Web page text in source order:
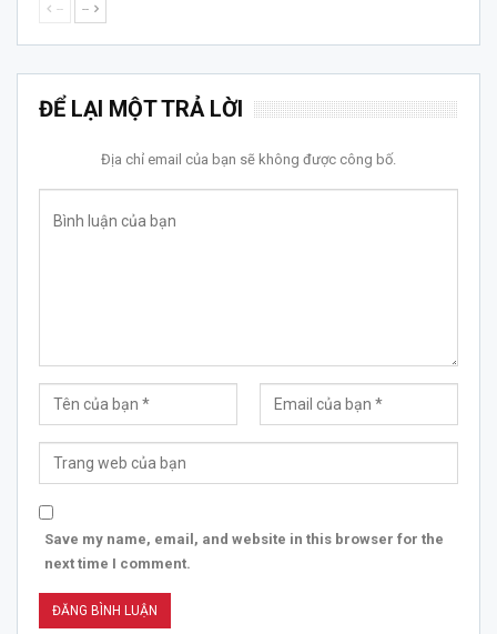
-- --
ĐỂ LẠI MỘT TRẢ LỜI
Địa chỉ email của bạn sẽ không được công bố.
Save my name, email, and website in this browser for the
next time I comment.